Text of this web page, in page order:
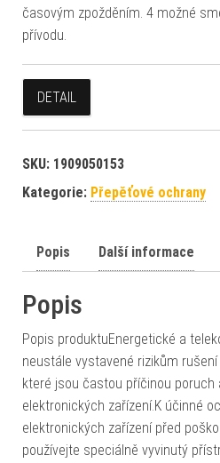
časovým zpožděním. 4 možné
přívodu.
DETAIL
SKU: 1909050153
Kategorie: Přepěťové ochrany
Popis Další informace
Popis
Popis produktuEnergetické a
neustále vystavené rizikům
které jsou častou příčinou
elektronických zařízení.K účinné
elektronických zařízení před
používejte speciálně vyvinutý